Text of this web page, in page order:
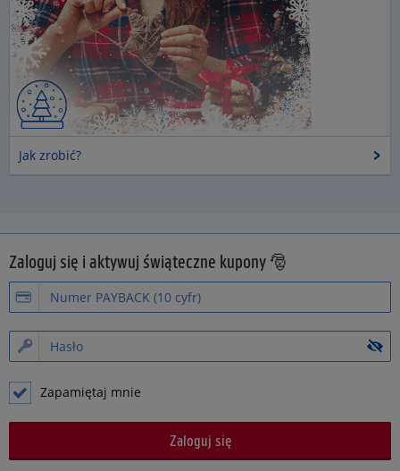
Jak zrobić?
Zaloguj się i aktywuj świąteczne kupony 🎅
Zapamiętaj mnie